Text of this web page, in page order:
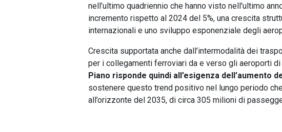
nell’ultimo quadriennio che hanno visto nell'ultimo
incremento rispetto al 2024 del 5%, una crescita
internazionali e uno sviluppo esponenziale degli
Crescita supportata anche dall’intermodalità dei
per i collegamenti ferroviari da e verso gli aeroporti di
Piano risponde quindi all’esigenza dell’aumento
sostenere questo trend positivo nel lungo periodo
all’orizzonte del 2035, di circa 305 milioni di